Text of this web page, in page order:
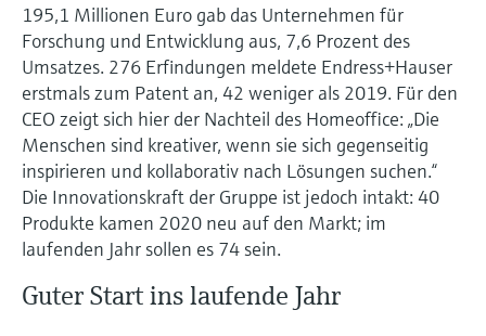
195,1 Millionen Euro gab das Unternehmen für
Forschung und Entwicklung aus, 7,6 Prozent des
Umsatzes. 276 Erfindungen meldete Endress+Hauser
erstmals zum Patent an, 42 weniger als 2019. Für den
CEO zeigt sich hier der Nachteil des Homeoffice: „Die
Menschen sind kreativer, wenn sie sich gegenseitig
inspirieren und kollaborativ nach Lösungen suchen.“
Die Innovationskraft der Gruppe ist jedoch intakt: 40
Produkte kamen 2020 neu auf den Markt; im
laufenden Jahr sollen es 74 sein.
Guter Start ins laufende Jahr